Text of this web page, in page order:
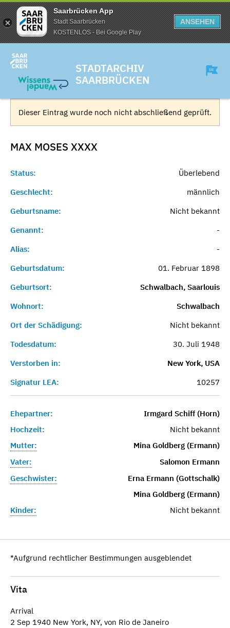
Saarbrücken App
Stadt Saarbrücken
KOSTENLOS - Bei Google Play
ANSEHEN
STADTARCHIV
SAARBRÜCKEN
Dieser Eintrag wurde noch nicht abschließend geprüft.
MAX MOSES XXXX
Status:
Überlebend
Geschlecht:
männlich
Geburtsname:
Nicht bekannt
Genannt:
-
Alias:
-
Geburtsdatum:
01. Februar 1898
Geburtsort:
Schwalbach, Saarlouis
Wohnort:
Schwalbach
Ort der Schädigung:
Nicht bekannt
Todesdatum:
30. Juli 1948
Verstorben in:
New York, USA
Signatur LEA:
10257
Ehepartner:
Irmgard Schiff (Horn)
Hochzeit:
Nicht bekannt
Mutter:
Mina Goldberg (Ermann)
Vater:
Salomon Ermann
Geschwister:
Erna Ermann (Gottschalk)
Mina Goldberg (Ermann)
Kinder:
Nicht bekannt
*Aufgrund rechtlicher Bestimmungen ausgeblendet
Vita
Arrival
2 Sep 1940 New York, NY, von Rio de Janeiro